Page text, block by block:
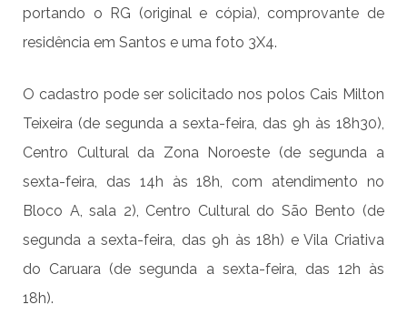
portando o RG (original e cópia), comprovante de
residência em Santos e uma foto 3X4.
O cadastro pode ser solicitado nos polos Cais Milton
Teixeira (de segunda a sexta-feira, das 9h às 18h30),
Centro Cultural da Zona Noroeste (de segunda a
sexta-feira, das 14h às 18h, com atendimento no
Bloco A, sala 2), Centro Cultural do São Bento (de
segunda a sexta-feira, das 9h às 18h) e Vila Criativa
do Caruara (de segunda a sexta-feira, das 12h às
18h).